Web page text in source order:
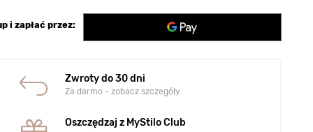
i zapłać przez:
Zwroty do 30 dni
Za darmo - zobacz szczegóły
Oszczędzaj z MyStilo Club